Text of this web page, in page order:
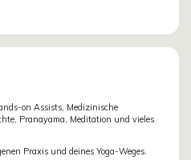
on Assists, Medizinische
Pranayama, Meditation und vieles
Praxis und deines Yoga-Weges.